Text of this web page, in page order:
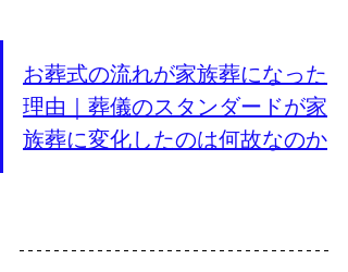
お葬式の流れが家族葬になった
理由｜葬儀のスタンダードが家
族葬に変化したのは何故なのか